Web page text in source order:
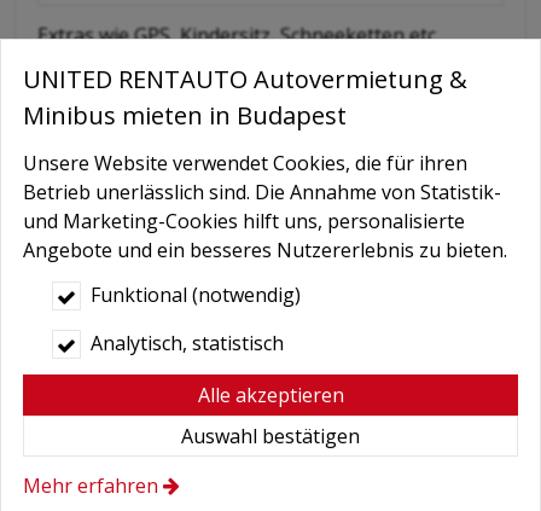
Extras wie GPS, Kindersitz, Schneeketten etc
Nachricht
Bedingungen*
Hiermit autorisiere ich die Behandlung
meiner persönlichen Daten.
Hier finden Sie:
UNITED RENTAUTO Autovermietung &
Minibus mieten in Budapest
Unsere Website verwendet Cookies, die für ihren
Betrieb unerlässlich sind. Die Annahme von Statistik-
und Marketing-Cookies hilft uns, personalisierte
Angebote und ein besseres Nutzererlebnis zu bieten.
Funktional (notwendig)
Analytisch, statistisch
Alle akzeptieren
Auswahl bestätigen
Mehr erfahren